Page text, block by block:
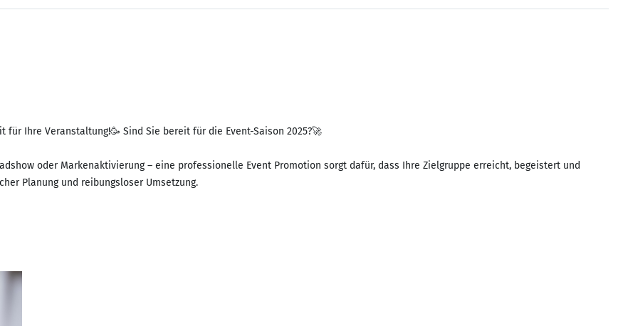
für Ihre Veranstaltung!🥳 Sind Sie bereit für die Event-Saison 2025?🚀
oder Markenaktivierung – eine professionelle Event Promotion sorgt dafür, dass Ihre Zielgruppe erreicht, begeistert und
Planung und reibungsloser Umsetzung.